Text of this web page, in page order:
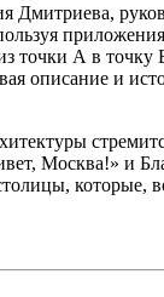
Дмитриева,
точки А в
описание и
Москва!» и
которые,